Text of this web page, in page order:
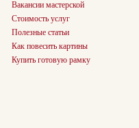
Вакансии мастерской
Стоимость услуг
Полезные статьи
Как повесить картины
Купить готовую рамку